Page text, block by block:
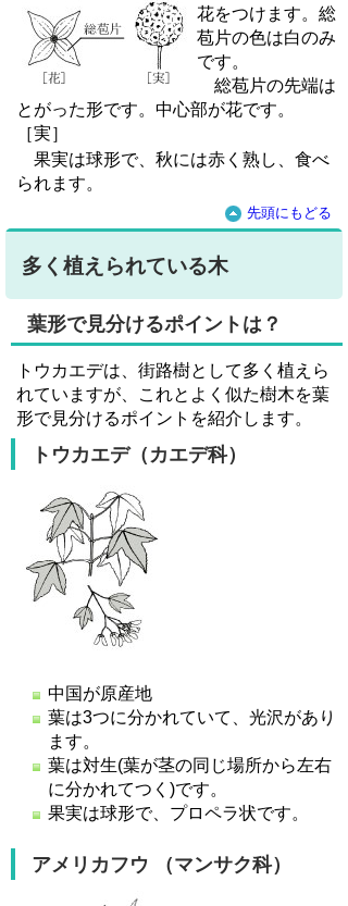
花をつけます。総
苞片の色は白のみ
です。
総苞片の先端は
とがった形です。中心部が花です。
［実］
果実は球形で、秋には赤く熟し、食べ
られます。
先頭にもどる
多く植えられている木
葉形で見分けるポイントは？
トウカエデは、街路樹として多く植えら
れていますが、これとよく似た樹木を葉
形で見分けるポイントを紹介します。
トウカエデ（カエデ科）
中国が原産地
葉は3つに分かれていて、光沢があり
ます。
葉は対生(葉が茎の同じ場所から左右
に分かれてつく)です。
果実は球形で、プロペラ状です。
アメリカフウ （マンサク科）